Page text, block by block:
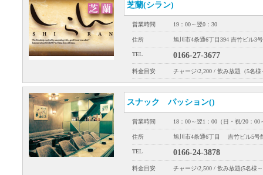
芝蘭(シラン)
営業時間 19：00～翌0：30
住所 旭川市4条通6丁目394 吉竹ビル3
TEL 0166-27-3677
料金目安 チャージ\2,200 / 飲み放題（5名様
スナック パッション()
営業時間 18：00～翌1：00（日・祝/20：00
住所 旭川市4条通6丁目 吉竹ビル5号
TEL 0166-24-3878
料金目安 チャージ\2,500 / 飲み放題(5名様